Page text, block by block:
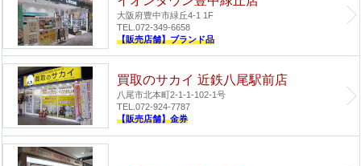
大阪府豊中市緑丘4-1 1F
TEL.072-349-6658
【販売店舗】ブランド品
買取のサカイ 近鉄八尾駅前店
八尾市北本町2-1-1-102-1号
TEL.072-924-7787
【販売店舗】金券